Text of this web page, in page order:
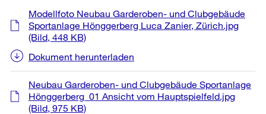
Weitere
Informationen
Modellfoto Neubau Garderoben- und Clubgebäude
Sportanlage Hönggerberg Luca Zanier, Zürich.jpg
(Bild, 448 KB)
Dokument herunterladen
Neubau Garderoben- und Clubgebäude Sportanlage
Hönggerberg_01 Ansicht vom Hauptspielfeld.jpg
(Bild, 975 KB)